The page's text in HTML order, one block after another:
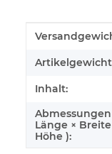
Wert
Inhalt:
Länge × Breite
Höhe ):